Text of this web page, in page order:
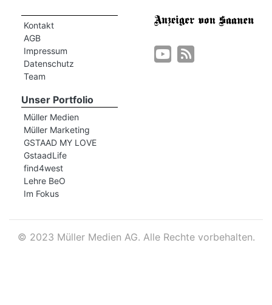
Kontakt
AGB
Impressum
Datenschutz
Team
Unser Portfolio
Müller Medien
Müller Marketing
GSTAAD MY LOVE
GstaadLife
find4west
Lehre BeO
Im Fokus
© 2023 Müller Medien AG. Alle Rechte vorbehalten.